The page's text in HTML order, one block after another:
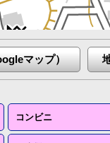
マップ）
コンビニ